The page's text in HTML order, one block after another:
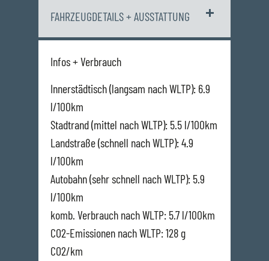
FAHRZEUGDETAILS + AUSSTATTUNG
Infos + Verbrauch
Innerstädtisch (langsam nach WLTP): 6.9
l/100km
Stadtrand (mittel nach WLTP): 5.5 l/100km
Landstraße (schnell nach WLTP): 4.9
l/100km
Autobahn (sehr schnell nach WLTP): 5.9
l/100km
komb. Verbrauch nach WLTP: 5.7 l/100km
CO2-Emissionen nach WLTP: 128 g
CO2/km